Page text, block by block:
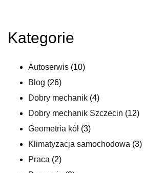
Kategorie
Autoserwis (10)
Blog (26)
Dobry mechanik (4)
Dobry mechanik Szczecin (12)
Geometria kół (3)
Klimatyzacja samochodowa (3)
Praca (2)